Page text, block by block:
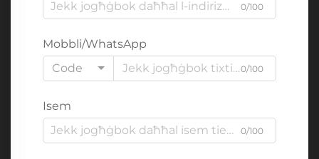
0/100
Mobbli/WhatsApp
Code
0/100
Isem
0/100